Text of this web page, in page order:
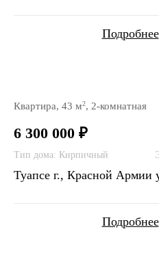
Подробнее
Квартира, 43 м2, 2-комнатная
6 300 000 ₽
Тип дома: Кирпичный
Туапсе г., Красной Армии
Подробнее